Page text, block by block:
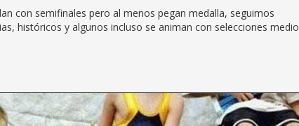
con semifinales pero al menos pegan medalla, seguimos
históricos y algunos incluso se animan con selecciones medio